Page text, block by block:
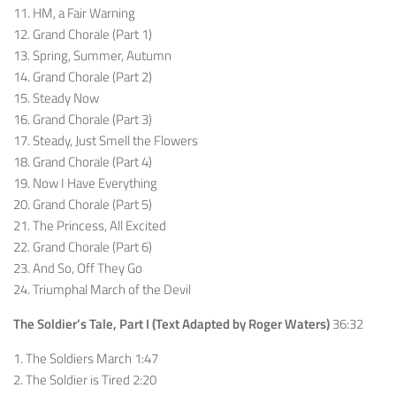
11. HM, a Fair Warning
12. Grand Chorale (Part 1)
13. Spring, Summer, Autumn
14. Grand Chorale (Part 2)
15. Steady Now
16. Grand Chorale (Part 3)
17. Steady, Just Smell the Flowers
18. Grand Chorale (Part 4)
19. Now I Have Everything
20. Grand Chorale (Part 5)
21. The Princess, All Excited
22. Grand Chorale (Part 6)
23. And So, Off They Go
24. Triumphal March of the Devil
The Soldier’s Tale, Part I (Text Adapted by Roger Waters)36:32
1. The Soldiers March 1:47
2. The Soldier is Tired 2:20